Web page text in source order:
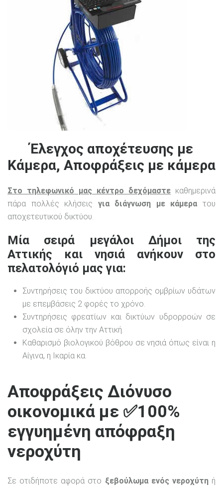
Έλεγχος αποχέτευσης με
Κάμερα, Αποφράξεις με κάμερα
Στο τηλεφωνικό μας κέντρο δεχόμαστε καθημερινά
πάρα πολλές κλήσεις για διάγνωση με κάμερα του
αποχετευτικού δικτύου.
Μία σειρά μεγάλοι Δήμοι της
Αττικής και νησιά ανήκουν στο
πελατολόγιό μας για:
Συντηρήσεις του δικτύου απορροής ομβρίων υδάτων
με επεμβάσεις 2 φορές το χρόνο.
Συντηρήσεις φρεατίων και δικτύων υδρορροών σε
σχολεία σε όλην την Αττική.
Καθαρισμό βιολογικού βόθρου σε νησιά όπως είναι η
Αίγινα, η Ικαρία κα.
Αποφράξεις Διόνυσο
οικονομικά με ✅100%
εγγυημένη απόφραξη
νεροχύτη
Σε οτιδήποτε αφορά στο ξεβούλωμα ενός νεροχύτηή